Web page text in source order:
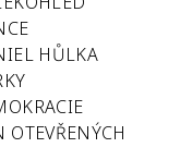
HŮLKA
OTEVŘENÝCH